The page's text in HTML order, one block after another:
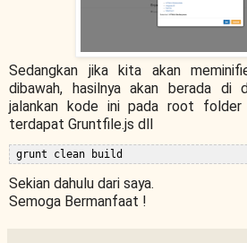
Sedangkan jika kita akan
dibawah, hasilnya akan berada
jalankan kode ini pada root folder
terdapat Gruntfile.js dll
Sekian dahulu dari saya.
Semoga Bermanfaat !